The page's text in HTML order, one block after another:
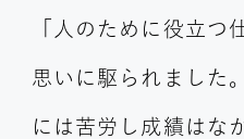
「人のために役立つ
思いに駆られました
には苦労し成績はな